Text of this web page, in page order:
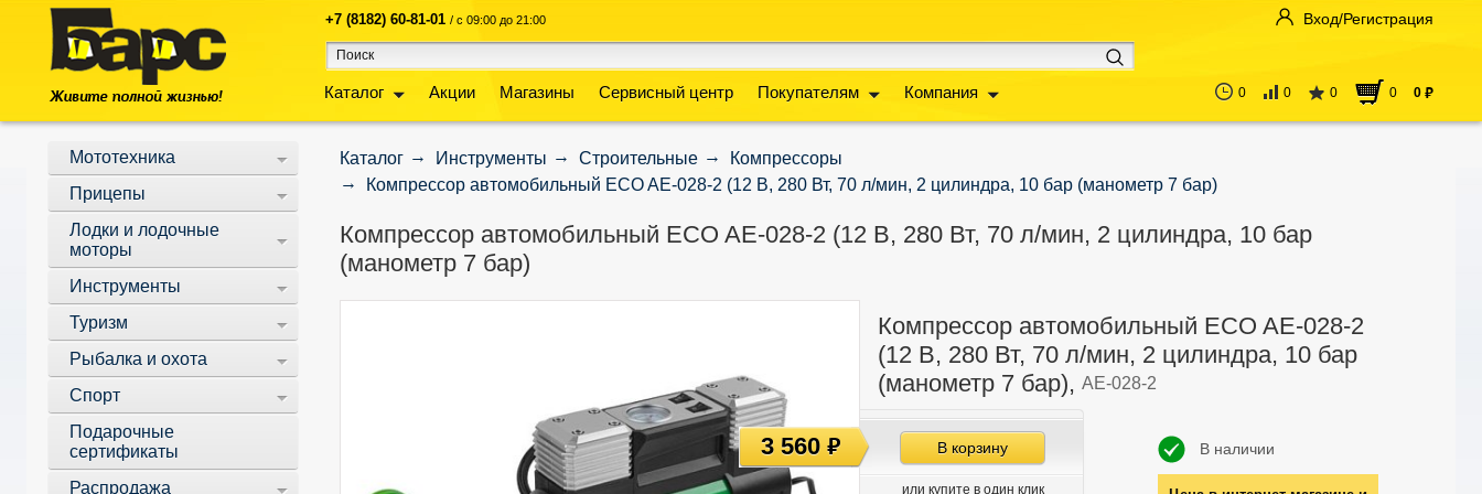
+7 (8182) 60-81-01 / с 09:00 до 21:00
Каталог Акции Магазины Сервисный центр Покупателям Компания
Вход/Регистрация
0 0 0 0 0 руб
Мототехника
Прицепы
Лодки и лодочные
моторы
Инструменты
Туризм
Рыбалка и охота
Спорт
Подарочные
сертификаты
Распродажа
Каталог Инструменты Строительные
Компрессоры
Компрессор автомобильный ECO AE-028-2 (12 В, 280 Вт, 70 л/мин, 2 цилиндра, 10 бар (манометр 7 бар)
Компрессор автомобильный ECO AE-028-2 (12 В, 280 Вт, 70 л/мин, 2 цилиндра, 10 бар
(манометр 7 бар)
Компрессор автомобильный ECO AE-028-2
(12 В, 280 Вт, 70 л/мин, 2 цилиндра, 10 бар
(манометр 7 бар), AE-028-2
В наличии
В корзину
или купите в один клик
3 560руб